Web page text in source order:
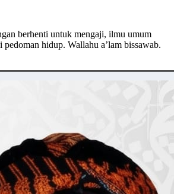
berhenti untuk mengaji, ilmu umum
pedoman hidup. Wallahu a’lam bissawab.